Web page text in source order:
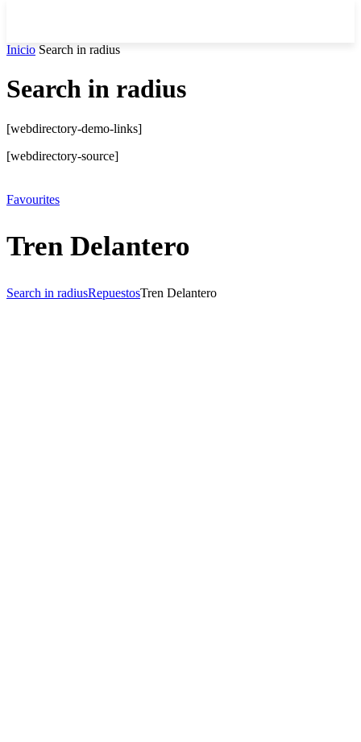
Inicio Search in radius
Search in radius
[webdirectory-demo-links]
[webdirectory-source]
Favourites
Tren Delantero
Search in radiusRepuestosTren Delantero